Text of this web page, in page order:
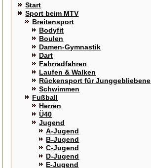
Start
Sport beim MTV
Breitensport
Bodyfit
Boulen
Damen-Gymnastik
Dart
Fahrradfahren
Laufen & Walken
Rückensport für Junggebliebene
Schwimmen
Fußball
Herren
Ü40
Jugend
A-Jugend
B-Jugend
C-Jugend
D-Jugend
E-Jugend